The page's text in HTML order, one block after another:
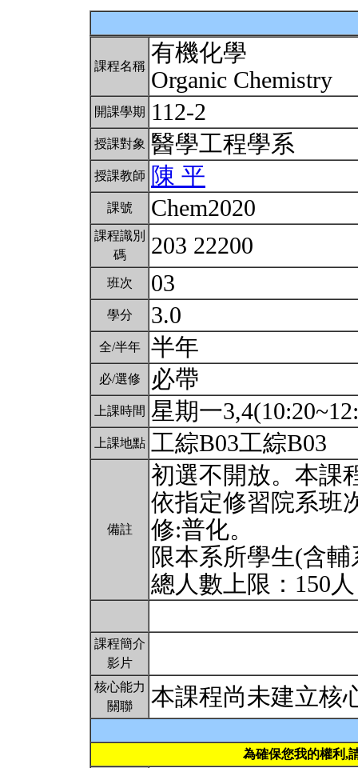
課程名稱 有機化學
Organic Chemistry
開課學期 112-2
授課對象 醫學工程學系
授課教師 陳 平
課號 Chem2020
課程識別
碼
203 22200
班次 03
學分 3.0
全/半年 半年
必/選修 必帶
上課時間 星期一
上課地點 工綜B03工綜B03
備註
初選不開放。本課
依指定修習院系班
修:普化。
限本系所學生(含
總人數上限：150
課程簡介
影片
核心能力
關聯
本課程尚未建立核
為確保您我的權利,